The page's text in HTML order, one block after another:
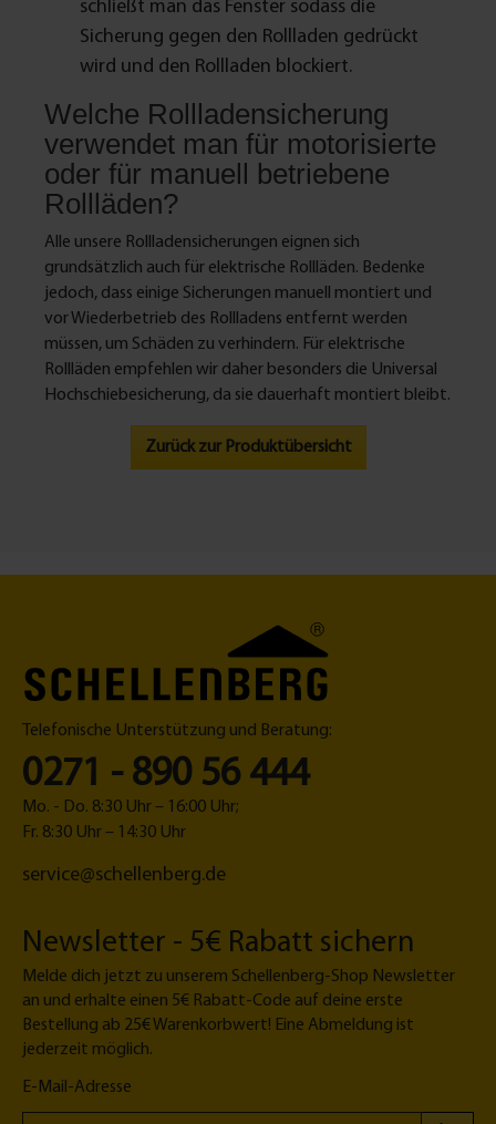
schließt man das Fenster sodass die
Sicherung gegen den Rollladen gedrückt
wird und den Rollladen blockiert.
Welche Rollladensicherung
verwendet man für motorisierte
oder für manuell betriebene
Rollläden?
Alle unsere Rollladensicherungen eignen sich
grundsätzlich auch für elektrische Rollläden. Bedenke
jedoch, dass einige Sicherungen manuell montiert und
vor Wiederbetrieb des Rollladens entfernt werden
müssen, um Schäden zu verhindern. Für elektrische
Rollläden empfehlen wir daher besonders die Universal
Hochschiebesicherung, da sie dauerhaft montiert bleibt.
Zurück zur Produktübersicht
Telefonische Unterstützung und Beratung:
0271 - 890 56 444
Mo. - Do. 8:30 Uhr – 16:00 Uhr;
Fr. 8:30 Uhr – 14:30 Uhr
service@schellenberg.de
Newsletter - 5€ Rabatt sichern
Melde dich jetzt zu unserem Schellenberg-Shop Newsletter
an und erhalte einen 5€ Rabatt-Code auf deine erste
Bestellung ab 25€ Warenkorbwert! Eine Abmeldung ist
jederzeit möglich.
E-Mail-Adresse